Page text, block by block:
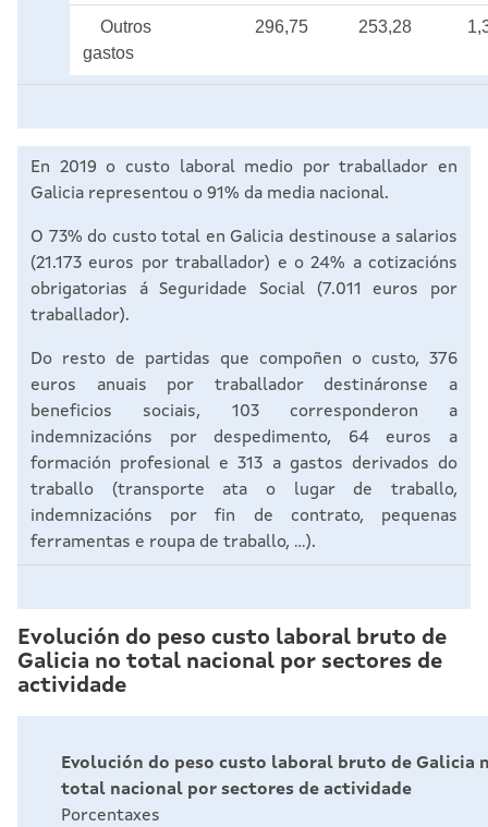
Outros
gastos
296,75 253,28
En 2019 o custo laboral medio por traballador en
Galicia representou o 91% da media nacional.
O 73% do custo total en Galicia destinouse a salarios
(21.173 euros por traballador) e o 24% a cotizacións
obrigatorias á Seguridade Social (7.011 euros por
traballador).
Do resto de partidas que compoñen o custo, 376
euros anuais por traballador destináronse a
beneficios sociais, 103 corresponderon a
indemnizacións por despedimento, 64 euros a
formación profesional e 313 a gastos derivados do
traballo (transporte ata o lugar de traballo,
indemnizacións por fin de contrato, pequenas
ferramentas e roupa de traballo, ...).
Evolución do peso custo laboral bruto de
Galicia no total nacional por sectores de
actividade
Evolución do peso custo laboral bruto de Galicia
total nacional por sectores de actividade
Porcentaxes